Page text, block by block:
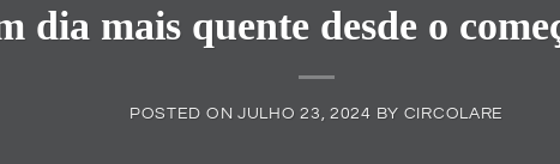
dia mais quente desde o
POSTED ON JULHO 23, 2024 BY CIRCOLARE